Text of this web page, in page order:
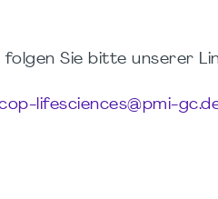
Sie bitte unserer
lifesciences@pmi-